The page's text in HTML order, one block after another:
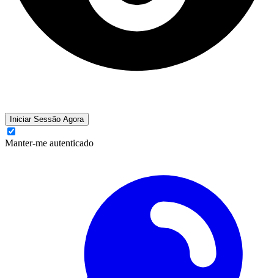
Iniciar Sessão Agora
Manter-me autenticado